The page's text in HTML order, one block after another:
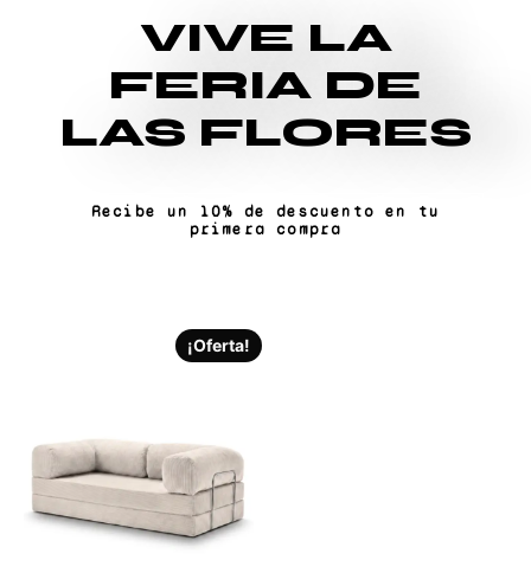
VIVE LA
FERIA DE
LAS FLORES
Recibe un 10% de descuento en tu
primera compra
¡Oferta!